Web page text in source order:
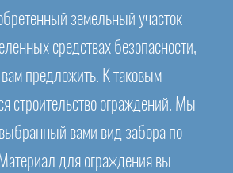
земельный участок
средствах безопасности,
предложить. К таковым
строительство ограждений. Мы
выбранный вами вид забора по
для ограждения вы